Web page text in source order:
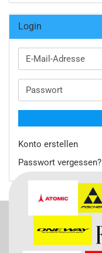
Login
E-
Mail-
Passwort
Konto erstellen
Passwort vergessen?